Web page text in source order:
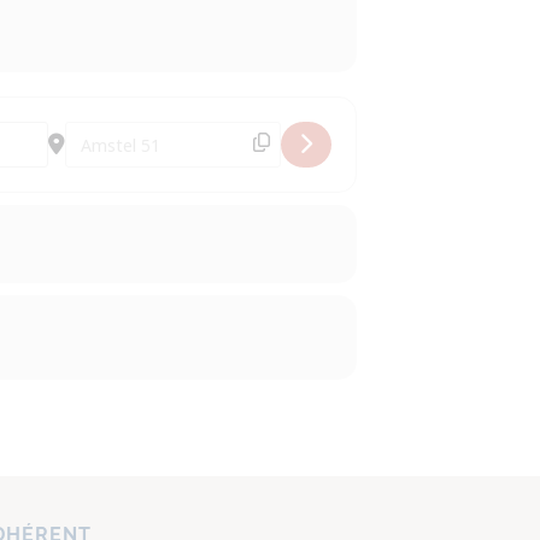
Destination Address - Exposition de Catherine II de